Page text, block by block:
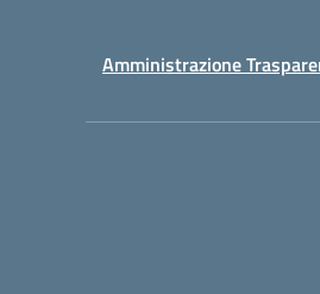
Amministrazione